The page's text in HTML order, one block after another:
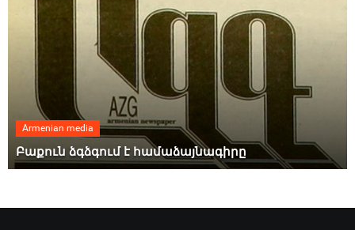
Armenian media
Բաքուն ձգձգում է համաձայնագիրը